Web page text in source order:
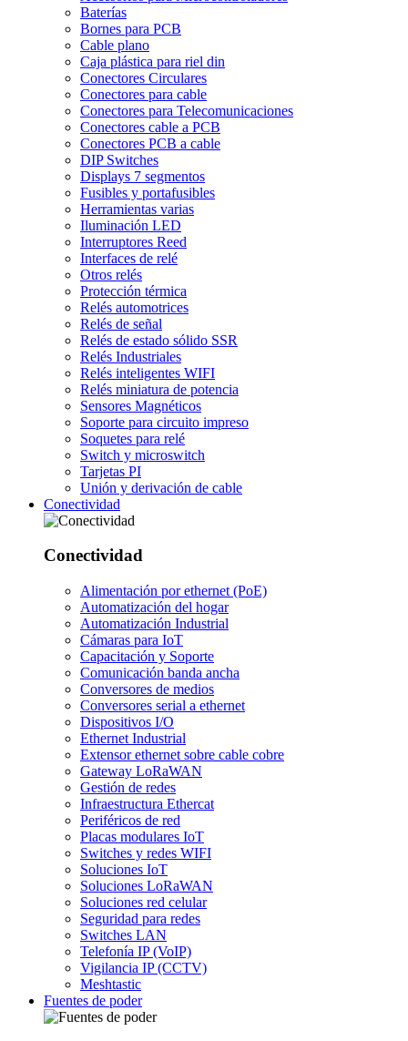
Baterías
Bornes para PCB
Cable plano
Caja plástica para riel din
Conectores Circulares
Conectores para cable
Conectores para Telecomunicaciones
Conectores cable a PCB
Conectores PCB a cable
DIP Switches
Displays 7 segmentos
Fusibles y portafusibles
Herramientas varias
Iluminación LED
Interruptores Reed
Interfaces de relé
Otros relés
Protección térmica
Relés automotrices
Relés de señal
Relés de estado sólido SSR
Relés Industriales
Relés inteligentes WIFI
Relés miniatura de potencia
Sensores Magnéticos
Soporte para circuito impreso
Soquetes para relé
Switch y microswitch
Tarjetas PI
Unión y derivación de cable
Conectividad
Conectividad
Alimentación por ethernet (PoE)
Automatización del hogar
Automatización Industrial
Cámaras para IoT
Capacitación y Soporte
Comunicación banda ancha
Conversores de medios
Conversores serial a ethernet
Dispositivos I/O
Ethernet Industrial
Extensor ethernet sobre cable cobre
Gateway LoRaWAN
Gestión de redes
Infraestructura Ethercat
Periféricos de red
Placas modulares IoT
Switches y redes WIFI
Soluciones IoT
Soluciones LoRaWAN
Soluciones red celular
Seguridad para redes
Switches LAN
Telefonía IP (VoIP)
Vigilancia IP (CCTV)
Meshtastic
Fuentes de poder